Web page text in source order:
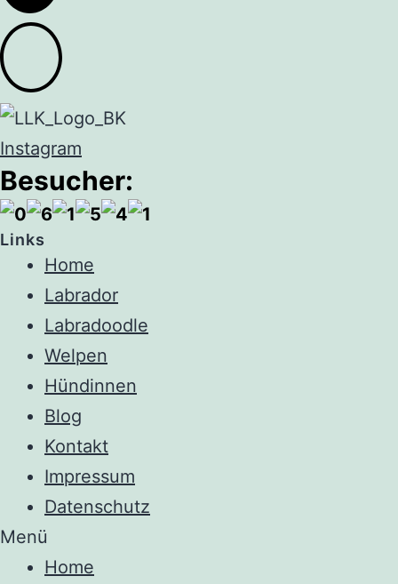
Instagram
Besucher:
Links
Home
Labrador
Labradoodle
Welpen
Hündinnen
Blog
Kontakt
Impressum
Datenschutz
Menü
Home